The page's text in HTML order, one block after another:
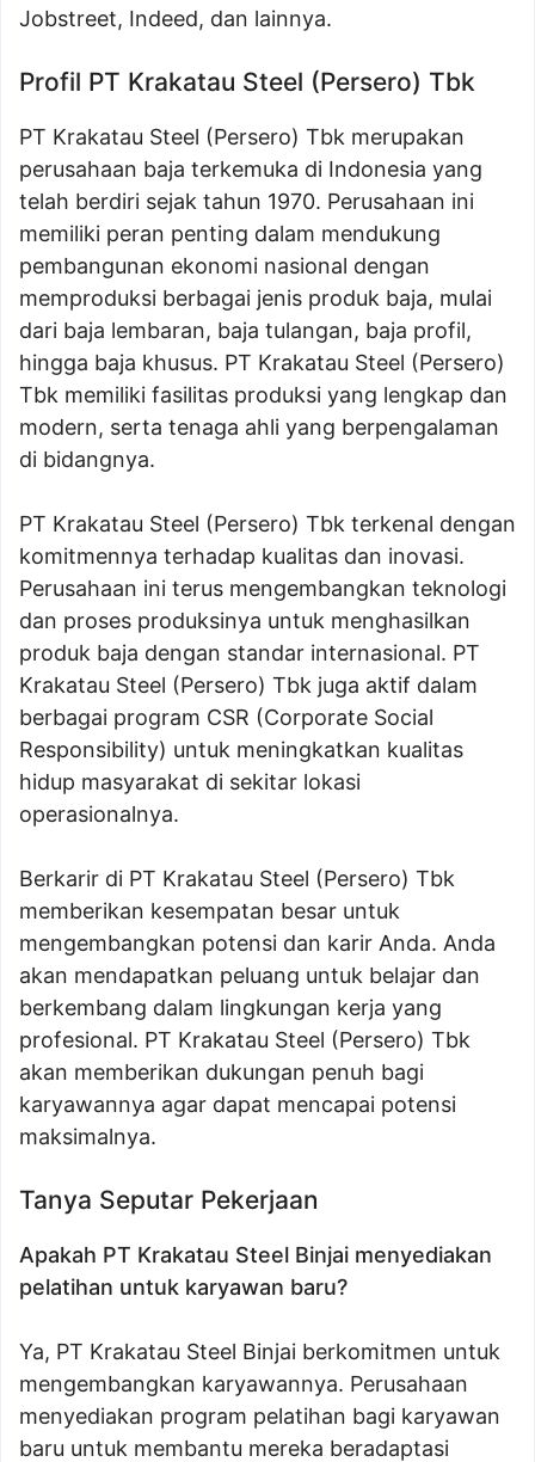
Jobstreet, Indeed, dan lainnya.
Profil PT Krakatau Steel (Persero) Tbk
PT Krakatau Steel (Persero) Tbk merupakan
perusahaan baja terkemuka di Indonesia yang
telah berdiri sejak tahun 1970. Perusahaan ini
memiliki peran penting dalam mendukung
pembangunan ekonomi nasional dengan
memproduksi berbagai jenis produk baja, mulai
dari baja lembaran, baja tulangan, baja profil,
hingga baja khusus. PT Krakatau Steel (Persero)
Tbk memiliki fasilitas produksi yang lengkap dan
modern, serta tenaga ahli yang berpengalaman
di bidangnya.
PT Krakatau Steel (Persero) Tbk terkenal dengan
komitmennya terhadap kualitas dan inovasi.
Perusahaan ini terus mengembangkan teknologi
dan proses produksinya untuk menghasilkan
produk baja dengan standar internasional. PT
Krakatau Steel (Persero) Tbk juga aktif dalam
berbagai program CSR (Corporate Social
Responsibility) untuk meningkatkan kualitas
hidup masyarakat di sekitar lokasi
operasionalnya.
Berkarir di PT Krakatau Steel (Persero) Tbk
memberikan kesempatan besar untuk
mengembangkan potensi dan karir Anda. Anda
akan mendapatkan peluang untuk belajar dan
berkembang dalam lingkungan kerja yang
profesional. PT Krakatau Steel (Persero) Tbk
akan memberikan dukungan penuh bagi
karyawannya agar dapat mencapai potensi
maksimalnya.
Tanya Seputar Pekerjaan
Apakah PT Krakatau Steel Binjai menyediakan
pelatihan untuk karyawan baru?
Ya, PT Krakatau Steel Binjai berkomitmen untuk
mengembangkan karyawannya. Perusahaan
menyediakan program pelatihan bagi karyawan
baru untuk membantu mereka beradaptasi